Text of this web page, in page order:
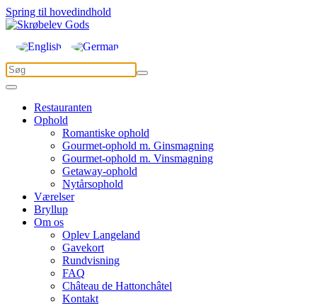
Spring til hovedindhold
Restauranten
Ophold
Romantiske ophold
Gourmet-ophold m. Ginsmagning
Gourmet-ophold m. Vinsmagning
Getaway-ophold
Nytårsophold
Værelser
Bryllup
Om os
Oplev Langeland
Gavekort
Rundvisning
FAQ
Château de Hattonchâtel
Kontakt